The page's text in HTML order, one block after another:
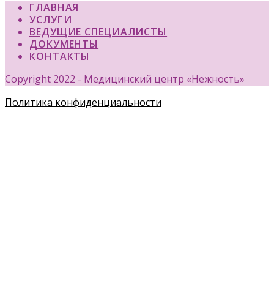
ГЛАВНАЯ
УСЛУГИ
ВЕДУЩИЕ СПЕЦИАЛИСТЫ
ДОКУМЕНТЫ
КОНТАКТЫ
Copyright 2022 - Медицинский центр «Нежность»
Политика конфиденциальности